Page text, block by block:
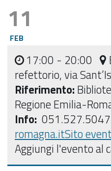
11
FEB
17:00 - 20:00
refettorio, via
Riferimento:
Regione Emilia-
Info:
romagna.itSito
Aggiungi l'evento al